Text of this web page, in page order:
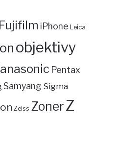
Fujifilm iPhone Leica
objektivy
Pentax
Samyang Sigma
Zeiss ZonerZ